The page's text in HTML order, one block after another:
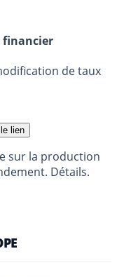
financier
de taux
lien
sur la production
Détails.